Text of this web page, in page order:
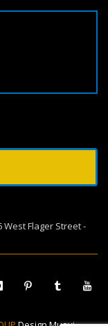
West Flager Street -